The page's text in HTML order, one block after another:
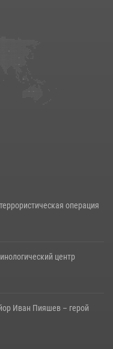
по обобщению
операция
центр
Иван Пияшев – герой